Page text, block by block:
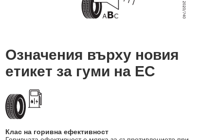
Означения върху новия
етикет за гуми на ЕС
Клас на горивна ефективност